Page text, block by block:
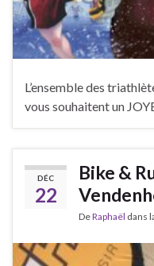
L’ensemble des
vous souhaitent un
DÉC
22
Bike &
DeRaphaël dans